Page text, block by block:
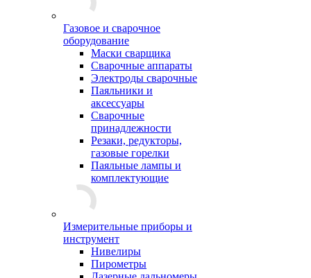
Газовое и сварочное
оборудование
Маски сварщика
Сварочные аппараты
Электроды сварочные
Паяльники и
аксессуары
Сварочные
принадлежности
Резаки, редукторы,
газовые горелки
Паяльные лампы и
комплектующие
Измерительные приборы и
инструмент
Нивелиры
Пирометры